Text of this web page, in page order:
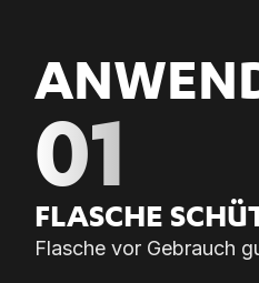
01
FLA­SCHE
Flasche vor Gebrauch